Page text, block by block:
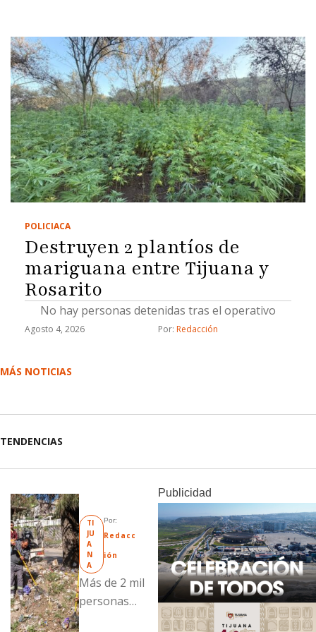
POLICIACA
Destruyen 2 plantíos de
mariguana entre Tijuana y
Rosarito
No hay personas detenidas tras el operativo
Agosto 4, 2026 Por: Redacción
MÁS NOTICIAS
TENDENCIAS
TI
JU
A
N
A
Por:
Redacc
ión
Más de 2 mil
personas
Publicidad